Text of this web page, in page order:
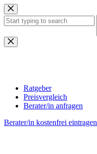
Zum
Inhalt
springen
Keine
Ergebnisse
Ratgeber
Preisvergleich
Berater/in anfragen
Berater/in kostenfrei eintragen